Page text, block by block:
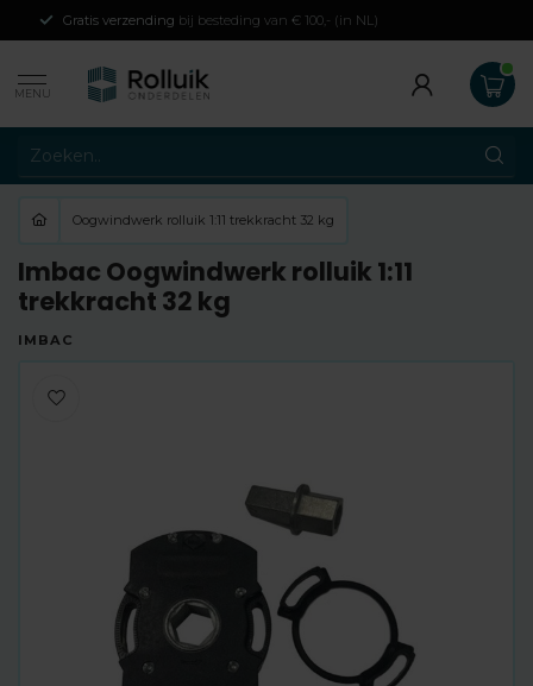
Gratis verzending bij besteding van € 100,- (in NL)
MENU
Oogwindwerk rolluik 1:11 trekkracht 32 kg
Imbac Oogwindwerk rolluik 1:11
trekkracht 32 kg
IMBAC